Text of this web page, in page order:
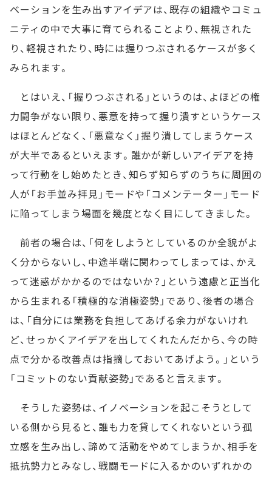
ベーションを生み出すアイデアは、既存の組織やコミュ
ニティの中で大事に育てられることより、無視された
り、軽視されたり、時には握りつぶされるケースが多く
みられます。
とはいえ、「握りつぶされる」というのは、よほどの権
力闘争がない限り、悪意を持って握り潰すというケース
はほとんどなく、「悪意なく」握り潰してしまうケース
が大半であるといえます。誰かが新しいアイデアを持
って行動をし始めたとき、知らず知らずのうちに周囲の
人が「お手並み拝見」モードや「コメンテーター」モード
に陥ってしまう場面を幾度となく目にしてきました。
前者の場合は、「何をしようとしているのか全貌がよ
く分からないし、中途半端に関わってしまっては、かえ
って迷惑がかかるのではないか？」という遠慮と正当化
から生まれる「積極的な消極姿勢」であり、後者の場合
は、「自分には業務を負担してあげる余力がないけれ
ど、せっかくアイデアを出してくれたんだから、今の時
点で分かる改善点は指摘しておいてあげよう。」という
「コミットのない貢献姿勢」であると言えます。
そうした姿勢は、イノベーションを起こそうとして
いる側から見ると、誰も力を貸してくれないという孤
立感を生み出し、諦めて活動をやめてしまうか、相手を
抵抗勢力とみなし、戦闘モードに入るかのいずれかの